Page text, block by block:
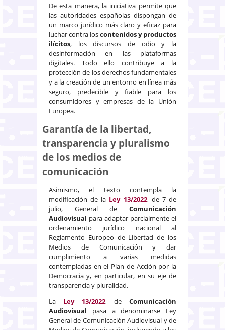
De esta manera, la iniciativa permite que
las autoridades españolas dispongan de
un marco jurídico más claro y eficaz para
luchar contra loscontenidos y productos
ilícitos, los discursos de odio y la
desinformación en las plataformas
digitales. Todo ello contribuye a la
protección de los derechos fundamentales
y a la creación de un entorno en línea más
seguro, predecible y fiable para los
consumidores y empresas de la Unión
Europea.
Garantía de la libertad,
transparencia y pluralismo
de los medios de
comunicación
Asimismo, el texto contempla la
modificación de la Ley 13/2022, de 7 de
julio, General de Comunicación
Audiovisual para adaptar parcialmente el
ordenamiento jurídico nacional al
Reglamento Europeo de Libertad de los
Medios de Comunicación y dar
cumplimiento a varias medidas
contempladas en el Plan de Acción por la
Democracia y, en particular, en su eje de
transparencia y pluralidad.
La Ley 13/2022, de Comunicación
Audiovisual pasa a denominarse Ley
General de Comunicación Audiovisual y de